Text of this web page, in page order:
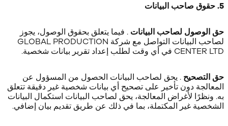
5. حقوق صاحب البيانات
حق الوصول لصاحب البيانات . فيما يتعلق بحقوق الوصول، يجوز
لصاحب البيانات التواصل مع شركة GLOBAL PRODUCTION
CENTER LTD في أي وقت لطلب إعداد تقرير بيانات شخصية.
حق التصحيح . يحق لصاحب البيانات الحصول من المسؤول عن
المعالجة دون تأخير على تصحيح أي بيانات شخصية غير دقيقة تتعلق
به. ونظرًا لأغراض المعالجة، يحق لصاحب البيانات استكمال البيانات
الشخصية غير المكتملة، بما في ذلك عن طريق تقديم بيان إضافي.